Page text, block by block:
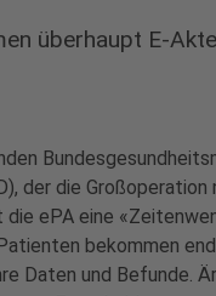
überhaupt E-
der die Großoperation
ePA eine
bekommen
Daten und Befunde.